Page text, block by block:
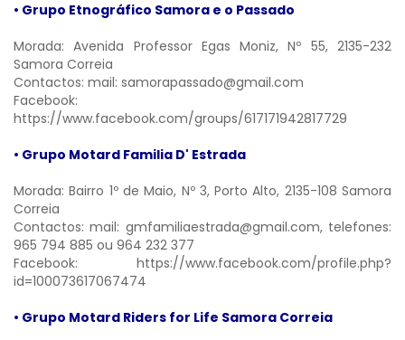
• Grupo Etnográfico Samora e o Passado
Morada: Avenida Professor Egas Moniz, Nº 55, 2135-232
Samora Correia
Contactos: mail: samorapassado@gmail.com
Facebook:
https://www.facebook.com/groups/617171942817729
• Grupo Motard Familia D' Estrada
Morada: Bairro 1º de Maio, Nº 3, Porto Alto, 2135-108 Samora
Correia
Contactos: mail: gmfamiliaestrada@gmail.com,telefones:
965 794 885 ou 964 232 377
Facebook: https://www.facebook.com/profile.php?
id=100073617067474
• Grupo Motard Riders for Life Samora Correia